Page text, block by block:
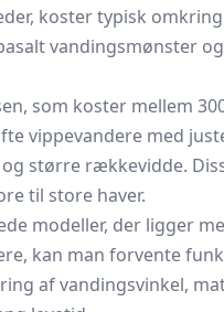
koster typisk omkring
vandingsmønster
som koster mellem
vippevandere med
større rækkevidde.
til store haver.
modeller, der ligger
kan man forvente
af vandingsvinkel,